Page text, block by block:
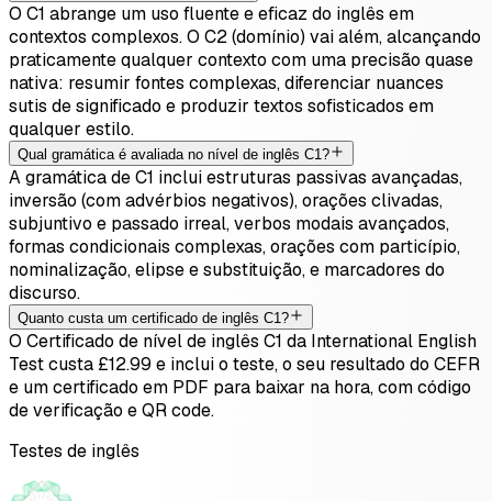
O C1 abrange um uso fluente e eficaz do inglês em
contextos complexos. O C2 (domínio) vai além, alcançando
praticamente qualquer contexto com uma precisão quase
nativa: resumir fontes complexas, diferenciar nuances
sutis de significado e produzir textos sofisticados em
qualquer estilo.
Qual gramática é avaliada no nível de inglês C1?
A gramática de C1 inclui estruturas passivas avançadas,
inversão (com advérbios negativos), orações clivadas,
subjuntivo e passado irreal, verbos modais avançados,
formas condicionais complexas, orações com particípio,
nominalização, elipse e substituição, e marcadores do
discurso.
Quanto custa um certificado de inglês C1?
O Certificado de nível de inglês C1 da International English
Test custa £12.99 e inclui o teste, o seu resultado do CEFR
e um certificado em PDF para baixar na hora, com código
de verificação e QR code.
Testes de inglês